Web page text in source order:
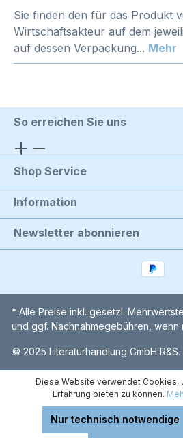
Sie finden den für das Produkt
Wirtschaftsakteur auf dem
auf dessen Verpackung... Mehr
So erreichen Sie uns
Shop Service
Information
Newsletter abonnieren
* Alle Preise inkl. gesetzl.
und ggf. Nachnahmegebühren,
© 2025 Literaturhandlung GmbH
Diese Website verwendet Cookies,
Erfahrung bieten zu können.
Nur technisch notwendige